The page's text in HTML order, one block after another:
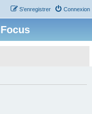
Connexion
S’enregistrer